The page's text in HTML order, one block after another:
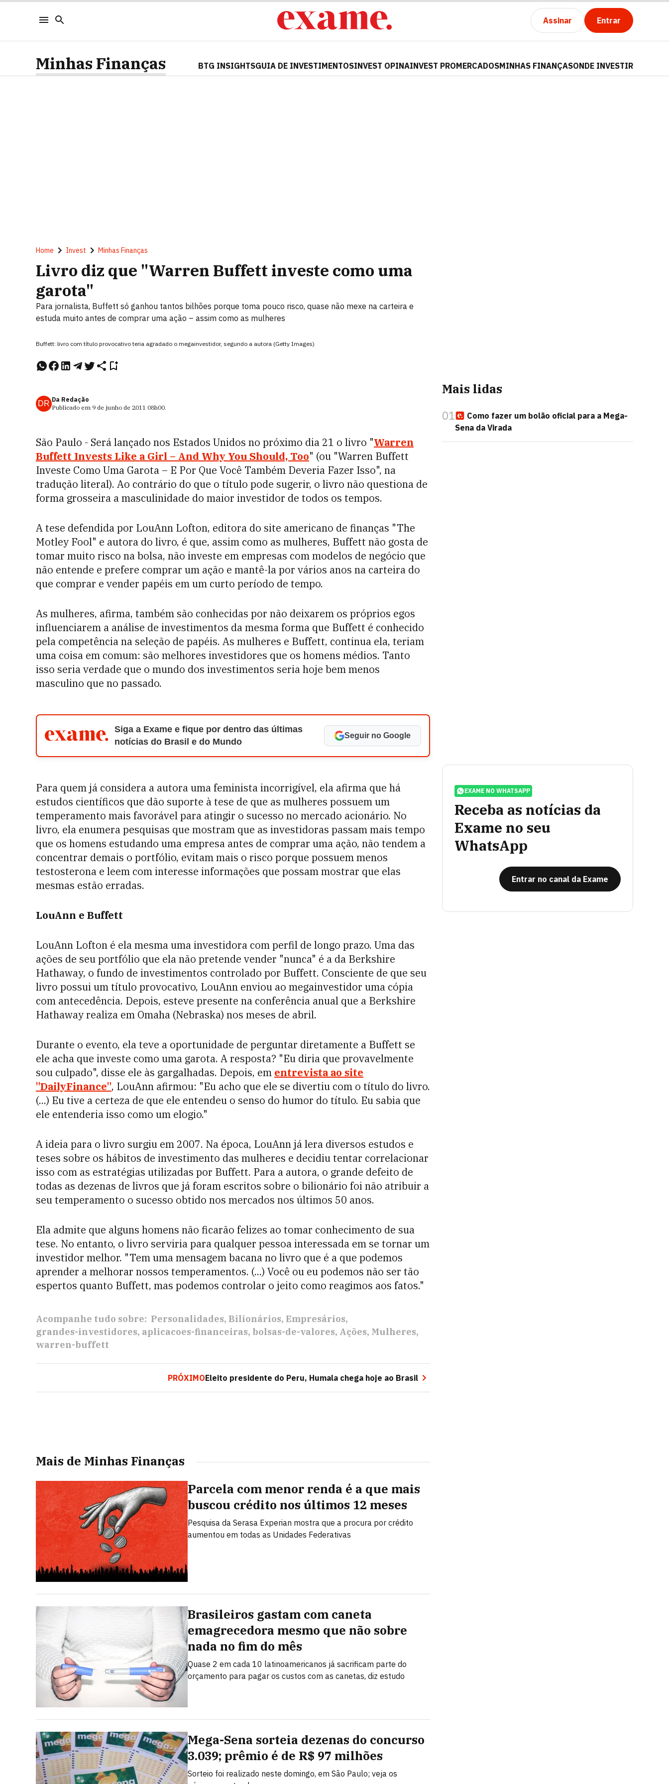
Assinar Entrar
Minhas Finanças BTG INSIGHTSGUIA DE INVESTIMENTOSINVEST OPINAINVEST PROMERCADOSMINHAS FINANÇASONDE INVESTIR
Home Invest Minhas Finanças
Livro diz que "Warren Buffett investe como uma
garota"
Para jornalista, Buffett só ganhou tantos bilhões porque toma pouco risco, quase não mexe na carteira e
estuda muito antes de comprar uma ação – assim como as mulheres
Buffett: livro com título provocativo teria agradado o megainvestidor, segundo a autora (Getty Images)
DR Da Redação
Publicado em 9 de junho de 2011 08h00.
São Paulo - Será lançado nos Estados Unidos no próximo dia 21 o livro "Warren
Buffett Invests Like a Girl – And Why You Should, Too" (ou "Warren Buffett
Investe Como Uma Garota – E Por Que Você Também Deveria Fazer Isso", na
tradução literal). Ao contrário do que o título pode sugerir, o livro não questiona de
forma grosseira a masculinidade do maior investidor de todos os tempos.
A tese defendida por LouAnn Lofton, editora do site americano de finanças "The
Motley Fool" e autora do livro, é que, assim como as mulheres, Buffett não gosta de
tomar muito risco na bolsa, não investe em empresas com modelos de negócio que
não entende e prefere comprar um ação e mantê-la por vários anos na carteira do
que comprar e vender papéis em um curto período de tempo.
As mulheres, afirma, também são conhecidas por não deixarem os próprios egos
influenciarem a análise de investimentos da mesma forma que Buffett é conhecido
pela competência na seleção de papéis. As mulheres e Buffett, continua ela, teriam
uma coisa em comum: são melhores investidores que os homens médios. Tanto
isso seria verdade que o mundo dos investimentos seria hoje bem menos
masculino que no passado.
Siga a Exame e fique por dentro das últimas
notícias do Brasil e do Mundo
Seguir no Google
Para quem já considera a autora uma feminista incorrigível, ela afirma que há
estudos científicos que dão suporte à tese de que as mulheres possuem um
temperamento mais favorável para atingir o sucesso no mercado acionário. No
livro, ela enumera pesquisas que mostram que as investidoras passam mais tempo
que os homens estudando uma empresa antes de comprar uma ação, não tendem a
concentrar demais o portfólio, evitam mais o risco porque possuem menos
testosterona e leem com interesse informações que possam mostrar que elas
mesmas estão erradas.
LouAnn e Buffett
LouAnn Lofton é ela mesma uma investidora com perfil de longo prazo. Uma das
ações de seu portfólio que ela não pretende vender "nunca" é a da Berkshire
Hathaway, o fundo de investimentos controlado por Buffett. Consciente de que seu
livro possui um título provocativo, LouAnn enviou ao megainvestidor uma cópia
com antecedência. Depois, esteve presente na conferência anual que a Berkshire
Hathaway realiza em Omaha (Nebraska) nos meses de abril.
Durante o evento, ela teve a oportunidade de perguntar diretamente a Buffett se
ele acha que investe como uma garota. A resposta? "Eu diria que provavelmente
sou culpado", disse ele às gargalhadas. Depois, em entrevista ao site
"DailyFinance", LouAnn afirmou: "Eu acho que ele se divertiu com o título do livro.
(...) Eu tive a certeza de que ele entendeu o senso do humor do título. Eu sabia que
ele entenderia isso como um elogio."
A ideia para o livro surgiu em 2007. Na época, LouAnn já lera diversos estudos e
teses sobre os hábitos de investimento das mulheres e decidiu tentar correlacionar
isso com as estratégias utilizadas por Buffett. Para a autora, o grande defeito de
todas as dezenas de livros que já foram escritos sobre o bilionário foi não atribuir a
seu temperamento o sucesso obtido nos mercados nos últimos 50 anos.
Ela admite que alguns homens não ficarão felizes ao tomar conhecimento de sua
tese. No entanto, o livro serviria para qualquer pessoa interessada em se tornar um
investidor melhor. "Tem uma mensagem bacana no livro que é a que podemos
aprender a melhorar nossos temperamentos. (...) Você ou eu podemos não ser tão
espertos quanto Buffett, mas podemos controlar o jeito como reagimos aos fatos."
Acompanhe tudo sobre: Personalidades Bilionários Empresários
grandes-investidores aplicacoes-financeiras bolsas-de-valores Ações Mulheres
warren-buffett
PRÓXIMOEleito presidente do Peru, Humala chega hoje ao Brasil
Mais de Minhas Finanças
Parcela com menor renda é a que mais
buscou crédito nos últimos 12 meses
Pesquisa da Serasa Experian mostra que a procura por crédito
aumentou em todas as Unidades Federativas
Brasileiros gastam com caneta
emagrecedora mesmo que não sobre
nada no fim do mês
Quase 2 em cada 10 latinoamericanos já sacrificam parte do
orçamento para pagar os custos com as canetas, diz estudo
Mega-Sena sorteia dezenas do concurso
3.039; prêmio é de R$ 97 milhões
Sorteio foi realizado neste domingo, em São Paulo; veja os
Mais lidas
01
Como fazer um bolão oficial para a Mega-
Sena da Virada
EXAME NO WHATSAPP
Receba as notícias da
Exame no seu
WhatsApp
Entrar no canal da Exame